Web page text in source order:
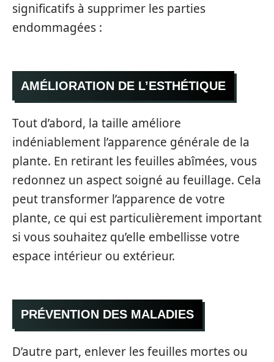
significatifs à supprimer les parties
endommagées :
AMÉLIORATION DE L’ESTHÉTIQUE
Tout d’abord, la taille améliore
indéniablement l’apparence générale de la
plante. En retirant les feuilles abîmées, vous
redonnez un aspect soigné au feuillage. Cela
peut transformer l’apparence de votre
plante, ce qui est particulièrement important
si vous souhaitez qu’elle embellisse votre
espace intérieur ou extérieur.
PRÉVENTION DES MALADIES
D’autre part, enlever les feuilles mortes ou